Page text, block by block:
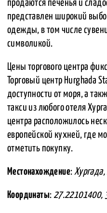
продаются печенья и
представлен широкий
одежды, в том числе
символикой.
Цены торгового центра
Торговый центр Hurghada
доступности от моря, а
такси из любого отеля
центра расположилось
европейской кухней, где
отметить покупку.
Местонахождение: Хургада,
Координаты: 27.22101400,